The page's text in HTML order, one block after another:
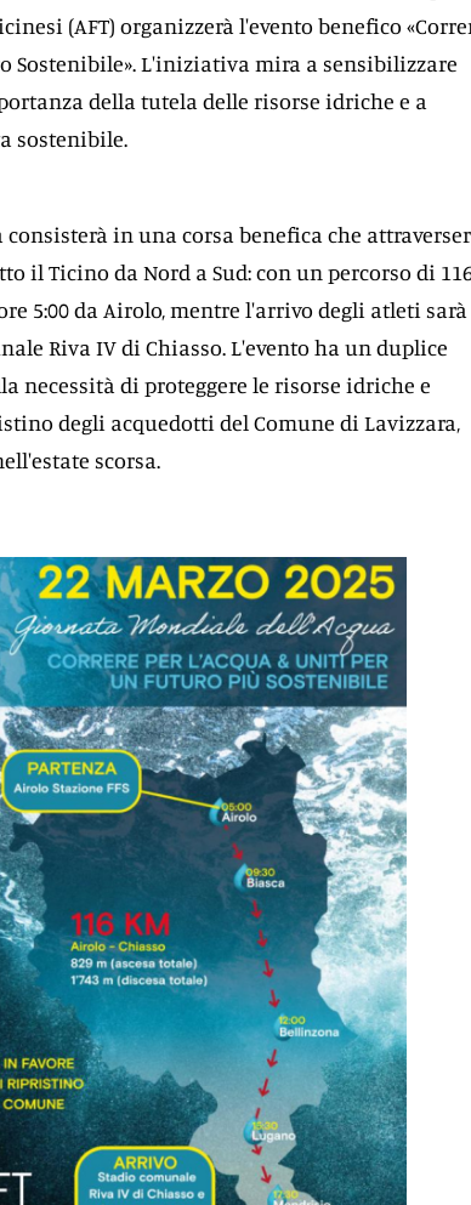
(AFT) organizzerà l'evento benefico
Sostenibile». L'iniziativa mira a sensibilizzare
della tutela delle risorse idriche e a
sostenibile.
in una corsa benefica che
il Ticino da Nord a Sud: con un percorso di
5:00 da Airolo, mentre l'arrivo degli atleti
Riva IV di Chiasso. L'evento ha un duplice
necessità di proteggere le risorse idriche e
degli acquedotti del Comune di Lavizzara,
scorsa.